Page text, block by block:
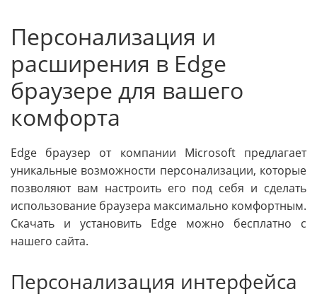
Персонализация и
расширения в Edge
браузере для вашего
комфорта
Edge браузер от компании Microsoft предлагает
уникальные возможности персонализации, которые
позволяют вам настроить его под себя и сделать
использование браузера максимально комфортным.
Скачать и установить Edge можно бесплатно с
нашего сайта.
Персонализация интерфейса